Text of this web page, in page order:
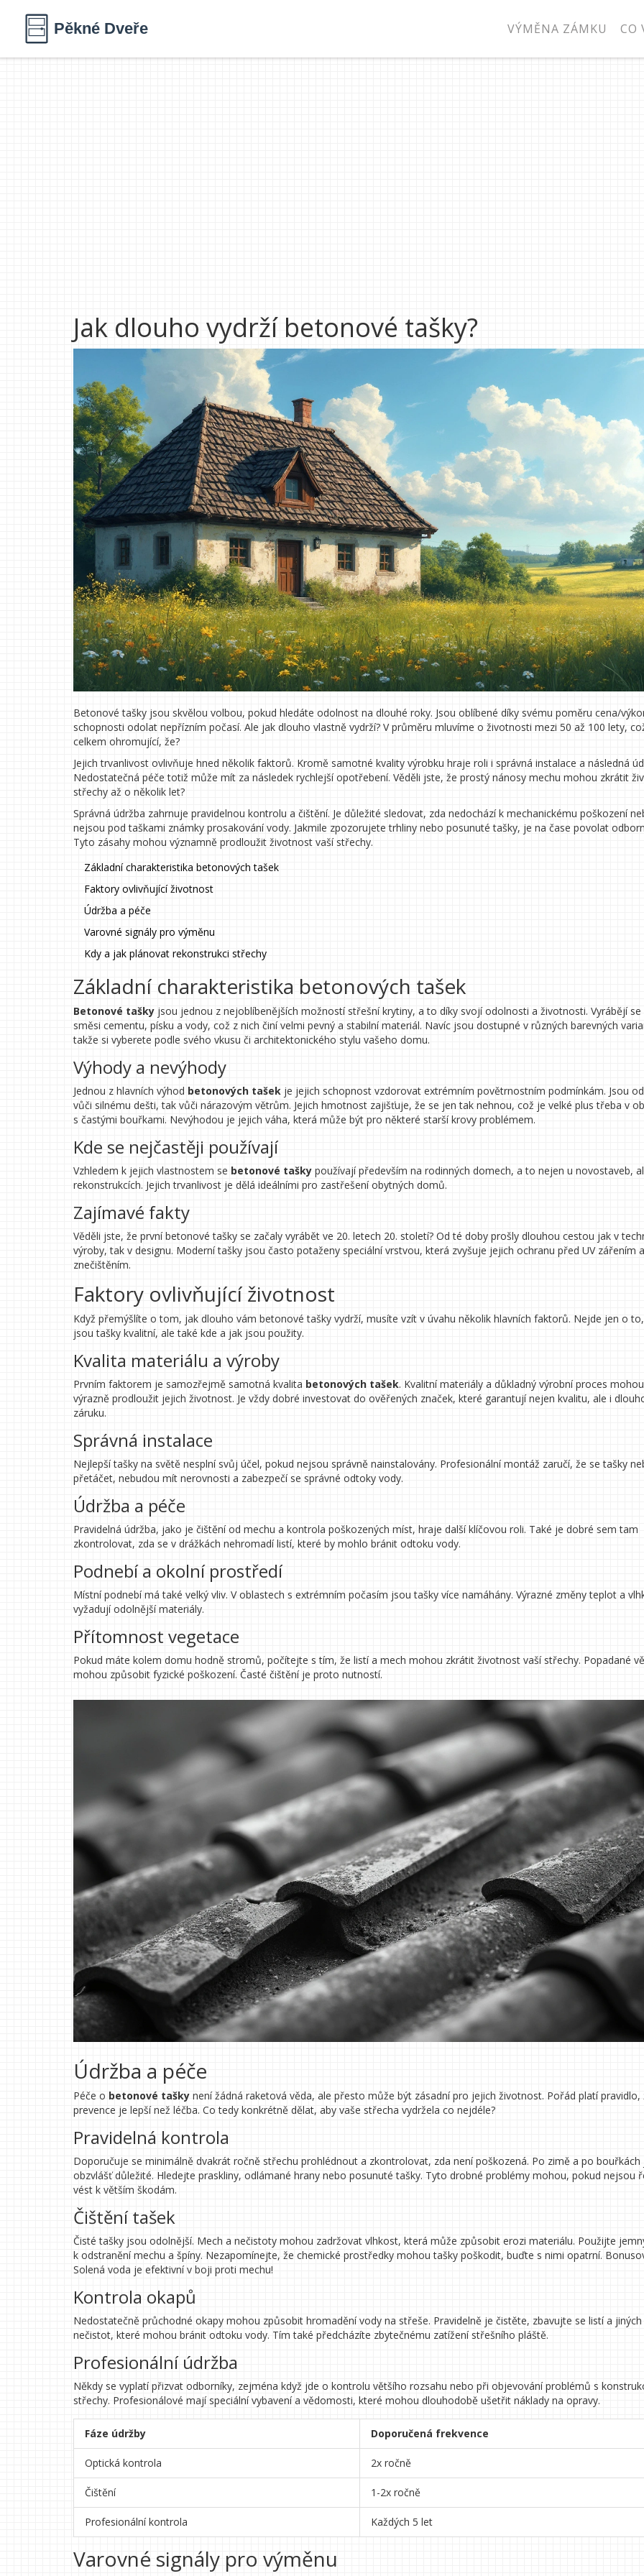
VÝMĚNA ZÁMKU CO
Jak dlouho vydrží betonové tašky?
Betonové tašky jsou skvělou volbou, pokud hledáte odolnost na dlouhé roky. Jsou oblíbené díky svému poměru cena/
schopnosti odolat nepřízním počasí. Ale jak dlouho vlastně vydrží? V průměru mluvíme o životnosti mezi 50 až 100 lety,
celkem ohromující, že?
Jejich trvanlivost ovlivňuje hned několik faktorů. Kromě samotné kvality výrobku hraje roli i správná instalace a následná
Nedostatečná péče totiž může mít za následek rychlejší opotřebení. Věděli jste, že prostý nánosy mechu mohou zkrátit
střechy až o několik let?
Správná údržba zahrnuje pravidelnou kontrolu a čištění. Je důležité sledovat, zda nedochází k mechanickému poškození
nejsou pod taškami známky prosakování vody. Jakmile zpozorujete trhliny nebo posunuté tašky, je na čase povolat
Tyto zásahy mohou významně prodloužit životnost vaší střechy.
Základní charakteristika betonových tašek
Faktory ovlivňující životnost
Údržba a péče
Varovné signály pro výměnu
Kdy a jak plánovat rekonstrukci střechy
Základní charakteristika betonových tašek
Betonové tašky jsou jednou z nejoblíbenějších možností střešní krytiny, a to díky svojí odolnosti a životnosti. Vyrábějí se
směsi cementu, písku a vody, což z nich činí velmi pevný a stabilní materiál. Navíc jsou dostupné v různých barevných
takže si vyberete podle svého vkusu či architektonického stylu vašeho domu.
Výhody a nevýhody
Jednou z hlavních výhod betonových tašek je jejich schopnost vzdorovat extrémním povětrnostním podmínkám. Jsou
vůči silnému dešti, tak vůči nárazovým větrům. Jejich hmotnost zajišťuje, že se jen tak nehnou, což je velké plus třeba v
s častými bouřkami. Nevýhodou je jejich váha, která může být pro některé starší krovy problémem.
Kde se nejčastěji používají
Vzhledem k jejich vlastnostem se betonové tašky používají především na rodinných domech, a to nejen u novostaveb,
rekonstrukcích. Jejich trvanlivost je dělá ideálními pro zastřešení obytných domů.
Zajímavé fakty
Věděli jste, že první betonové tašky se začaly vyrábět ve 20. letech 20. století? Od té doby prošly dlouhou cestou jak v
výroby, tak v designu. Moderní tašky jsou často potaženy speciální vrstvou, která zvyšuje jejich ochranu před UV zářením a
znečištěním.
Faktory ovlivňující životnost
Když přemýšlíte o tom, jak dlouho vám betonové tašky vydrží, musíte vzít v úvahu několik hlavních faktorů. Nejde jen o
jsou tašky kvalitní, ale také kde a jak jsou použity.
Kvalita materiálu a výroby
Prvním faktorem je samozřejmě samotná kvalita betonových tašek. Kvalitní materiály a důkladný výrobní proces mohou
výrazně prodloužit jejich životnost. Je vždy dobré investovat do ověřených značek, které garantují nejen kvalitu, ale i
záruku.
Správná instalace
Nejlepší tašky na světě nesplní svůj účel, pokud nejsou správně nainstalovány. Profesionální montáž zaručí, že se tašky
přetáčet, nebudou mít nerovnosti a zabezpečí se správné odtoky vody.
Údržba a péče
Pravidelná údržba, jako je čištění od mechu a kontrola poškozených míst, hraje další klíčovou roli. Také je dobré sem tam
zkontrolovat, zda se v drážkách nehromadí listí, které by mohlo bránit odtoku vody.
Podnebí a okolní prostředí
Místní podnebí má také velký vliv. V oblastech s extrémním počasím jsou tašky více namáhány. Výrazné změny teplot a
vyžadují odolnější materiály.
Přítomnost vegetace
Pokud máte kolem domu hodně stromů, počítejte s tím, že listí a mech mohou zkrátit životnost vaší střechy. Popadané
mohou způsobit fyzické poškození. Časté čištění je proto nutností.
Údržba a péče
Péče o betonové tašky není žádná raketová věda, ale přesto může být zásadní pro jejich životnost. Pořád platí pravidlo,
prevence je lepší než léčba. Co tedy konkrétně dělat, aby vaše střecha vydržela co nejdéle?
Pravidelná kontrola
Doporučuje se minimálně dvakrát ročně střechu prohlédnout a zkontrolovat, zda není poškozená. Po zimě a po
obzvlášť důležité. Hledejte praskliny, odlámané hrany nebo posunuté tašky. Tyto drobné problémy mohou, pokud nejsou
vést k větším škodám.
Čištění tašek
Čisté tašky jsou odolnější. Mech a nečistoty mohou zadržovat vlhkost, která může způsobit erozi materiálu. Použijte
k odstranění mechu a špíny. Nezapomínejte, že chemické prostředky mohou tašky poškodit, buďte s nimi opatrní.
Solená voda je efektivní v boji proti mechu!
Kontrola okapů
Nedostatečně průchodné okapy mohou způsobit hromadění vody na střeše. Pravidelně je čistěte, zbavujte se listí a jiných
nečistot, které mohou bránit odtoku vody. Tím také předcházíte zbytečnému zatížení střešního pláště.
Profesionální údržba
Někdy se vyplatí přizvat odborníky, zejména když jde o kontrolu většího rozsahu nebo při objevování problémů s
střechy. Profesionálové mají speciální vybavení a vědomosti, které mohou dlouhodobě ušetřit náklady na opravy.
Fáze údržby Doporučená frekvence
Optická kontrola 2x ročně
Čištění 1-2x ročně
Profesionální kontrola Každých 5 let
Varovné signály pro výměnu